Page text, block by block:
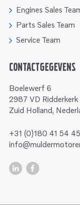
Engines Sales
Parts Sales Team
Service Team
Contactgegevens
Boelewerf 6
2987 VD Ridderkerk
Zuid Holland,
+31 (0)180 41 54 45